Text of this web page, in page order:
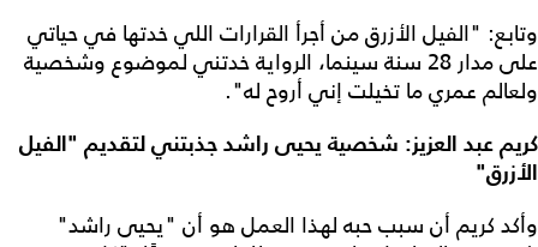
وتابع: "الفيل الأزرق من أجرأ القرارات اللي خدتها في حياتي
على مدار 28 سنة سينما، الرواية خدتني لموضوع وشخصية
ولعالم عمري ما تخيلت إني أروح له".
كريم عبد العزيز: شخصية يحيى راشد جذبتني لتقديم "الفيل
الأزرق"
وأكد كريم أن سبب حبه لهذا العمل هو أن "يحيى راشد"